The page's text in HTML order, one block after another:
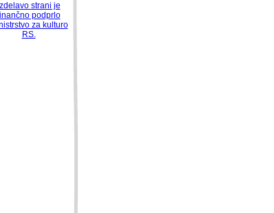
Izdelavo strani je
podprlo
za kulturo
RS.